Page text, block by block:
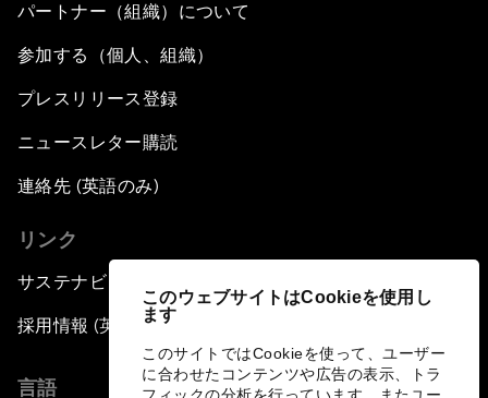
このウェブサイトはCookieを使用し
ます
このサイトではCookieを使って、ユーザー
に合わせたコンテンツや広告の表示、トラ
パートナー（組織）について
参加する（個人、組織）
プレスリリース登録
ニュースレター購読
連絡先 (英語のみ)
リンク
サステナビリティへの取り組み
採用情報 (英語のみ)
言語